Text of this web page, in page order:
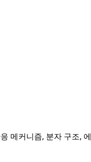
메커니즘, 분자 구조,